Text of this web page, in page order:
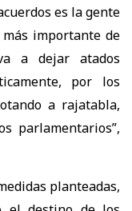
es la gente
importante de
a dejar atados
por los
a rajatabla,
parlamentarios”,
planteadas,